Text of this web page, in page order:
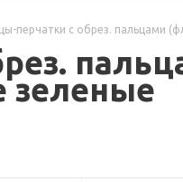
перчатки с обрез. пальцами
зеленые